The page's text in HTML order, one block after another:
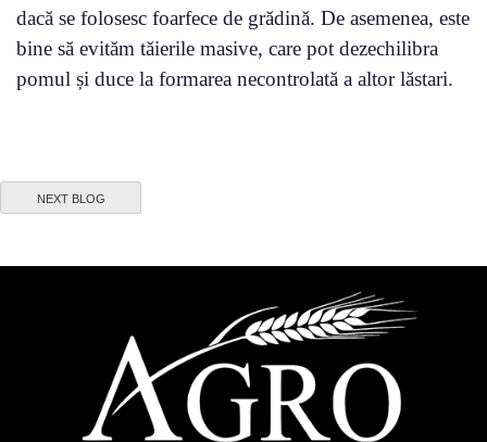
dacă se folosesc foarfece de grădină. De asemenea, este
bine să evităm tăierile masive, care pot dezechilibra
pomul și duce la formarea necontrolată a altor lăstari.
NEXT BLOG